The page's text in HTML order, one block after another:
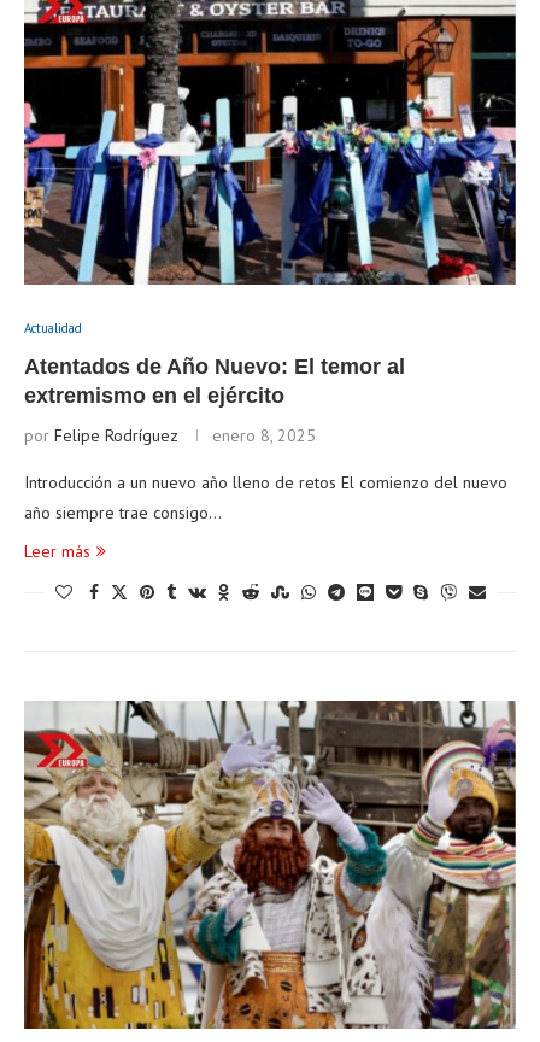
Actualidad
Atentados de Año Nuevo: El temor al
extremismo en el ejército
por Felipe Rodríguez enero 8, 2025
Introducción a un nuevo año lleno de retos El comienzo del nuevo
año siempre trae consigo…
Leer más